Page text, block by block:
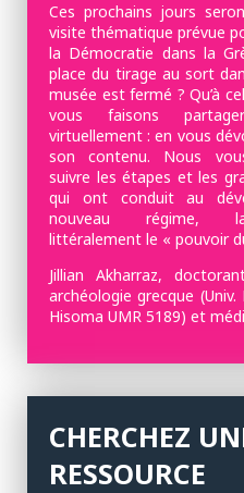
Ces prochains jours
visite thématique prévue
la Démocratie dans la
place du tirage au sort
musée est fermé ? Qu’à
vous faisons
virtuellement : en vous
son contenu. Nous
suivre les étapes et les
qui ont conduit au
nouveau régime,
littéralement le « pouvoir
Jillian Akharraz,
archéologie grecque
Hisoma UMR 5189) et
CHERCHEZ
RESSOURCE